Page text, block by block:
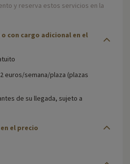
y reserva estos servicios en la
con cargo adicional en el
euros/semana/plaza (plazas
de su llegada, sujeto a
el precio